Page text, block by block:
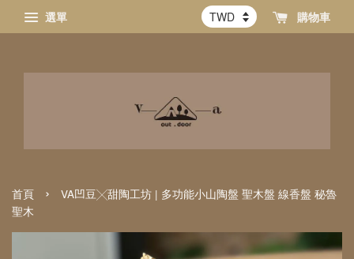
選單 購物車
首頁 ›
VA凹豆╳甜陶工坊 | 多功能小山陶盤 聖木盤 線香盤 秘魯
聖木